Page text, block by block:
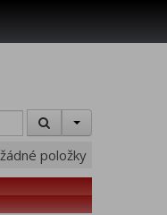
položky